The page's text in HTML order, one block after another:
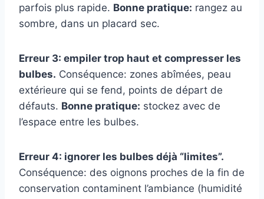
parfois plus rapide. Bonne pratique: rangez au
sombre, dans un placard sec.
Erreur 3: empiler trop haut et compresser les
bulbes. Conséquence: zones abîmées, peau
extérieure qui se fend, points de départ de
défauts. Bonne pratique: stockez avec de
l’espace entre les bulbes.
Erreur 4: ignorer les bulbes déjà “limites”.
Conséquence: des oignons proches de la fin de
conservation contaminent l’ambiance (humidité